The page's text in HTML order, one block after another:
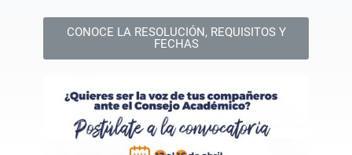
CONOCE LA RESOLUCIÓN, REQUISITOS Y
FECHAS